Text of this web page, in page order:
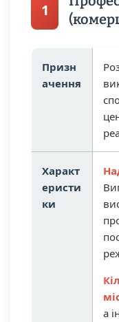
1
Призн
ачення
Характ
еристи
ки
а